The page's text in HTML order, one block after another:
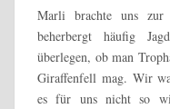
Marli brachte uns zur
beherbergt häufig
überlegen, ob man
Giraffenfell mag. Wir
es für uns nicht so